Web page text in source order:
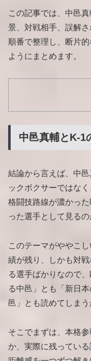
この記事では、中邑
景、対戦相手、誤解
順番で整理し、断片
ようにまとめます。
中邑真輔とK-1
結論から言えば、中
ックボクサーではな
格闘技路線が濃かっ
った選手として見る
このテーマがややこ
績が残り、しかも対
る選手ばかりなので
る中邑」とも「新日
邑」とも読めてしまう
そこでまずは、本格
か、実際に残ってい